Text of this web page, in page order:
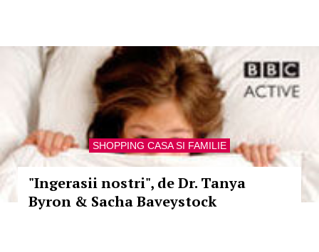
SHOPPING CASA SI FAMILIE
"Ingerasii nostri", de Dr. Tanya
Byron & Sacha Baveystock